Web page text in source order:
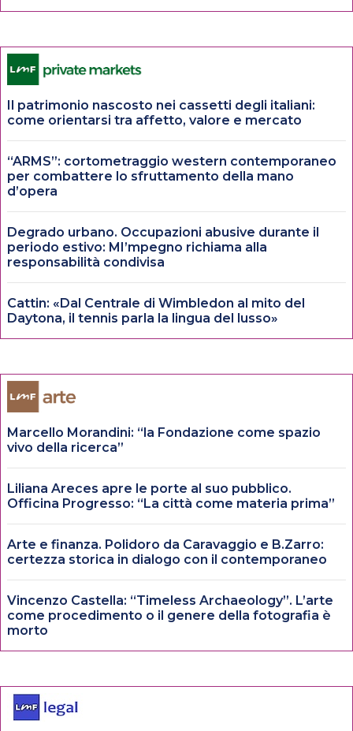
Il patrimonio nascosto nei cassetti degli italiani:
come orientarsi tra affetto, valore e mercato
“ARMS”: cortometraggio western contemporaneo
per combattere lo sfruttamento della mano
d’opera
Degrado urbano. Occupazioni abusive durante il
periodo estivo: MI’mpegno richiama alla
responsabilità condivisa
Cattin: «Dal Centrale di Wimbledon al mito del
Daytona, il tennis parla la lingua del lusso»
Marcello Morandini: “la Fondazione come spazio
vivo della ricerca”
Liliana Areces apre le porte al suo pubblico.
Officina Progresso: “La città come materia prima”
Arte e finanza. Polidoro da Caravaggio e B.Zarro:
certezza storica in dialogo con il contemporaneo
Vincenzo Castella: “Timeless Archaeology”. L’arte
come procedimento o il genere della fotografia è
morto